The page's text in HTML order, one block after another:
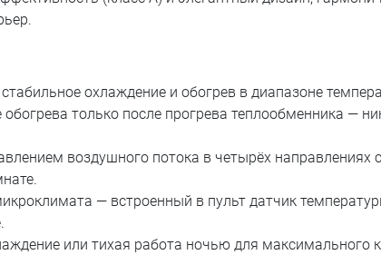
охлаждение и обогрев в диапазоне
только после прогрева теплообменника —
воздушного потока в четырёх направлениях
— встроенный в пульт датчик
или тихая работа ночью для максимального